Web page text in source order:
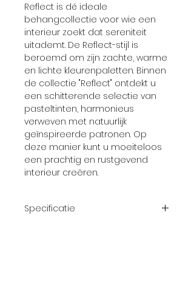
Reflect is dé ideale
behangcollectie voor wie een
interieur zoekt dat sereniteit
uitademt. De Reflect-stijl is
beroemd om zijn zachte, warme
en lichte kleurenpaletten. Binnen
de collectie "Reflect" ontdekt u
een schitterende selectie van
pasteltinten, harmonieus
verweven met natuurlijk
geïnspireerde patronen. Op
deze manier kunt u moeiteloos
een prachtig en rustgevend
interieur creëren.
Specificatie